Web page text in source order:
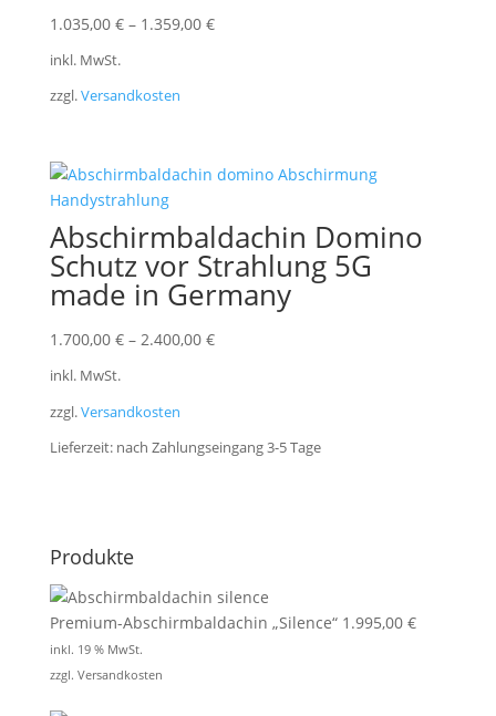
1.035,00 €– 1.359,00 €
inkl. MwSt.
zzgl.Versandkosten
Abschirmbaldachin Domino
Schutz vor Strahlung 5G
made in Germany
1.700,00 €– 2.400,00 €
inkl. MwSt.
zzgl.Versandkosten
Lieferzeit: nach Zahlungseingang 3-5 Tage
Produkte
Premium-Abschirmbaldachin „Silence“ 1.995,00 €
inkl. 19 % MwSt.
zzgl. Versandkosten